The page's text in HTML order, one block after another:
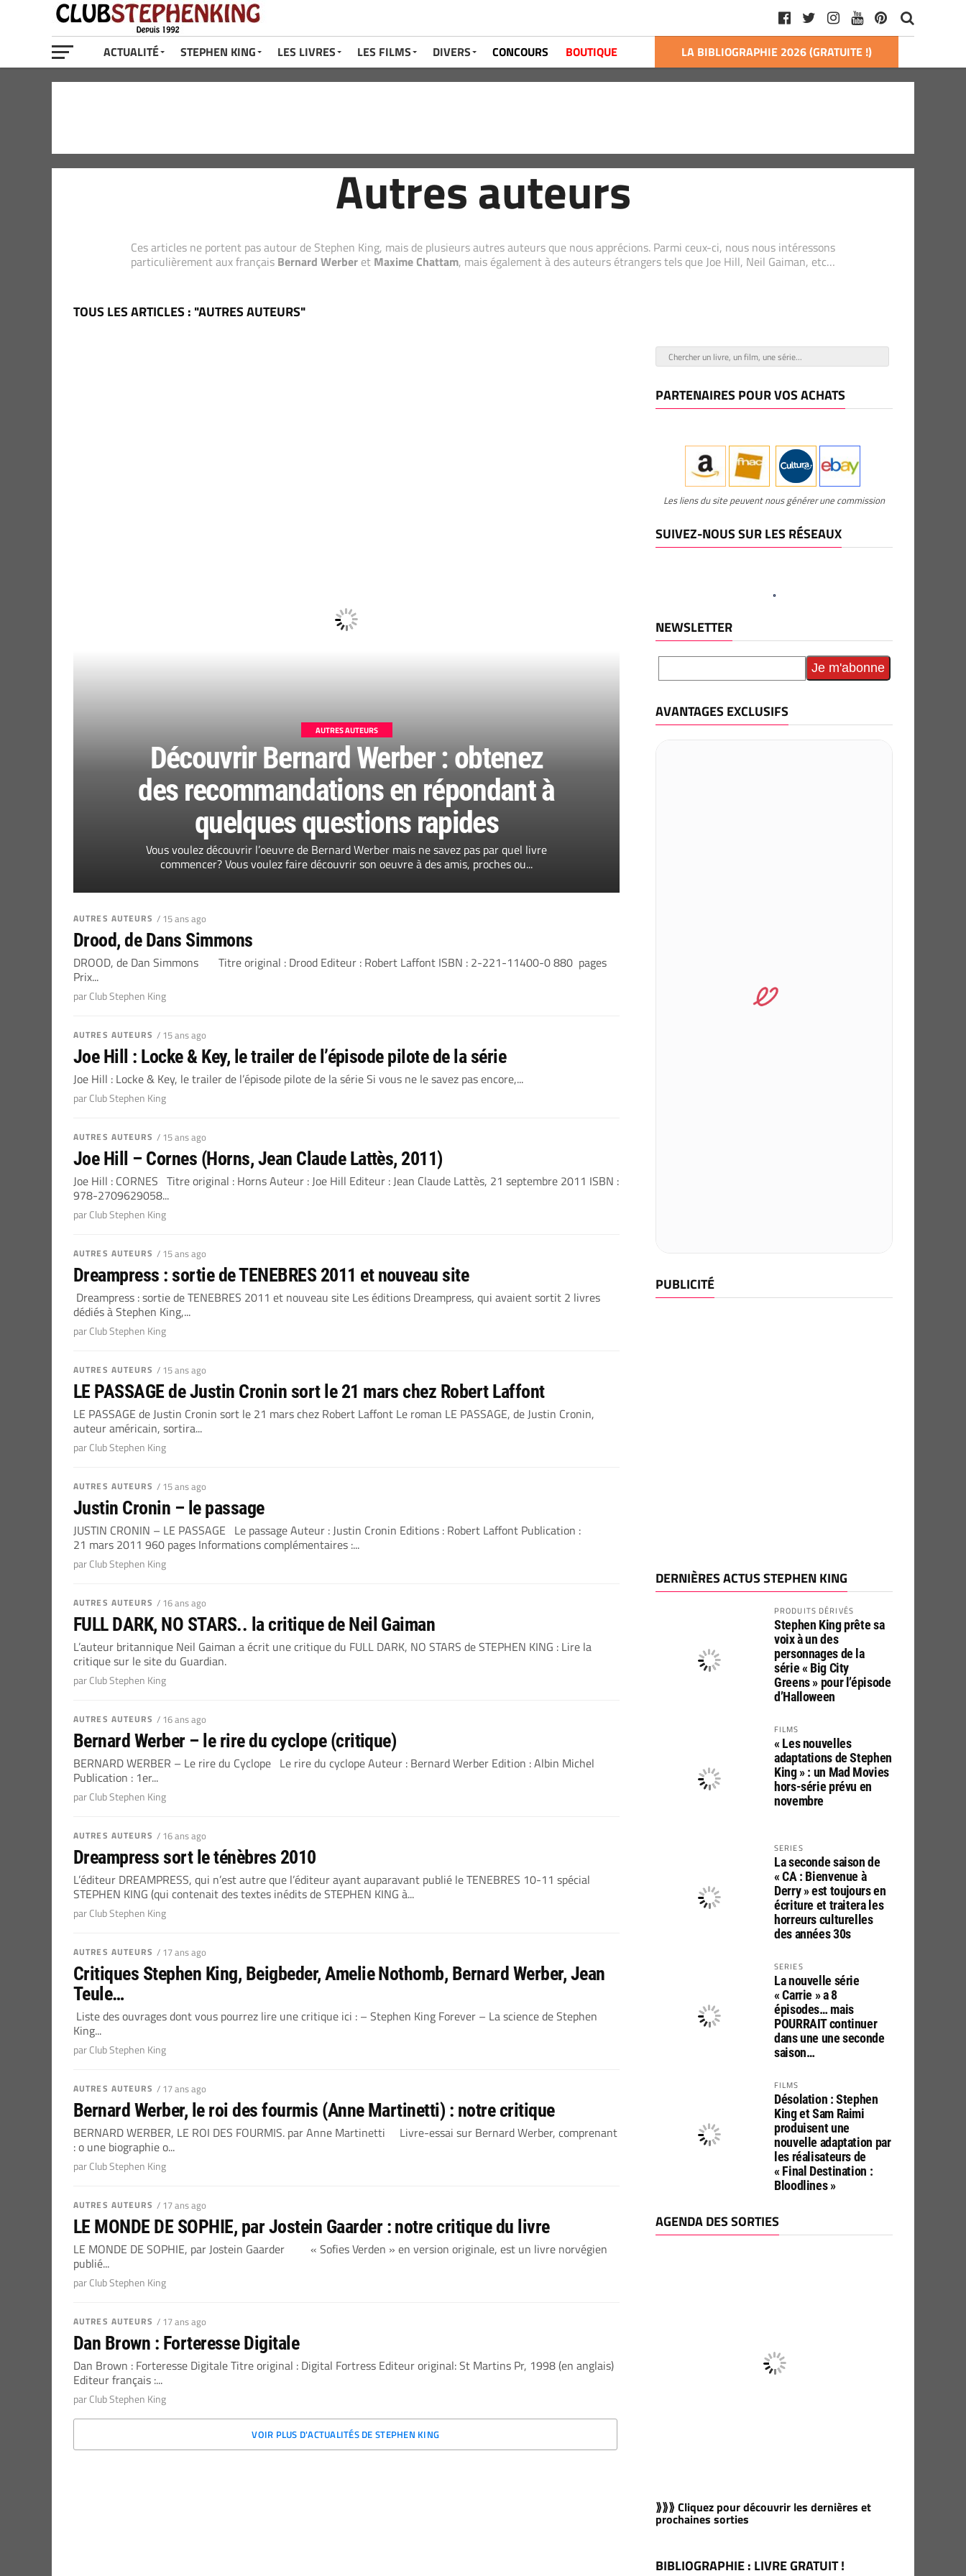
ACTUALITÉ STEPHEN KING LES LIVRES LES FILMS DIVERS CONCOURS BOUTIQUE LA BIBLIOGRAPHIE 2026 (GRATUITE !)
Autres auteurs
Ces articles ne portent pas autour de Stephen King, mais de plusieurs autres auteurs que nous apprécions. Parmi ceux-ci, nous nous intéressons
particulièrement aux français Bernard Werber et Maxime Chattam, mais également à des auteurs étrangers tels que Joe Hill, Neil Gaiman, etc…
TOUS LES ARTICLES : "AUTRES AUTEURS"
AUTRES AUTEURS
Découvrir Bernard Werber : obtenez
des recommandations en répondant à
quelques questions rapides
Vous voulez découvrir l’oeuvre de Bernard Werber mais ne savez pas par quel livre
commencer? Vous voulez faire découvrir son oeuvre à des amis, proches ou...
AUTRES AUTEURS / 15 ans ago
Drood, de Dans Simmons
DROOD, de Dan Simmons Titre original : Drood Editeur : Robert Laffont ISBN : 2-221-11400-0 880 pages
Prix...
par Club Stephen King
AUTRES AUTEURS / 15 ans ago
Joe Hill : Locke & Key, le trailer de l’épisode pilote de la série
Joe Hill : Locke & Key, le trailer de l’épisode pilote de la série Si vous ne le savez pas encore,...
par Club Stephen King
AUTRES AUTEURS / 15 ans ago
Joe Hill – Cornes (Horns, Jean Claude Lattès, 2011)
Joe Hill : CORNES Titre original : Horns Auteur : Joe Hill Editeur : Jean Claude Lattès, 21 septembre 2011 ISBN :
978-2709629058...
par Club Stephen King
AUTRES AUTEURS / 15 ans ago
Dreampress : sortie de TENEBRES 2011 et nouveau site
Dreampress : sortie de TENEBRES 2011 et nouveau site Les éditions Dreampress, qui avaient sortit 2 livres
dédiés à Stephen King,...
par Club Stephen King
AUTRES AUTEURS / 15 ans ago
LE PASSAGE de Justin Cronin sort le 21 mars chez Robert Laffont
LE PASSAGE de Justin Cronin sort le 21 mars chez Robert Laffont Le roman LE PASSAGE, de Justin Cronin,
auteur américain, sortira...
par Club Stephen King
AUTRES AUTEURS / 15 ans ago
Justin Cronin – le passage
JUSTIN CRONIN – LE PASSAGE Le passage Auteur : Justin Cronin Editions : Robert Laffont Publication :
21 mars 2011 960 pages Informations complémentaires :...
par Club Stephen King
AUTRES AUTEURS / 16 ans ago
FULL DARK, NO STARS.. la critique de Neil Gaiman
L’auteur britannique Neil Gaiman a écrit une critique du FULL DARK, NO STARS de STEPHEN KING : Lire la
critique sur le site du Guardian.
par Club Stephen King
AUTRES AUTEURS / 16 ans ago
Bernard Werber – le rire du cyclope (critique)
BERNARD WERBER – Le rire du Cyclope Le rire du cyclope Auteur : Bernard Werber Edition : Albin Michel
Publication : 1er...
par Club Stephen King
AUTRES AUTEURS / 16 ans ago
Dreampress sort le ténèbres 2010
L’éditeur DREAMPRESS, qui n’est autre que l’éditeur ayant auparavant publié le TENEBRES 10-11 spécial
STEPHEN KING (qui contenait des textes inédits de STEPHEN KING à...
par Club Stephen King
AUTRES AUTEURS / 17 ans ago
Critiques Stephen King, Beigbeder, Amelie Nothomb, Bernard Werber, Jean
Teule…
Liste des ouvrages dont vous pourrez lire une critique ici : – Stephen King Forever – La science de Stephen
King...
par Club Stephen King
AUTRES AUTEURS / 17 ans ago
Bernard Werber, le roi des fourmis (Anne Martinetti) : notre critique
BERNARD WERBER, LE ROI DES FOURMIS. par Anne Martinetti Livre-essai sur Bernard Werber, comprenant
: o une biographie o...
par Club Stephen King
AUTRES AUTEURS / 17 ans ago
LE MONDE DE SOPHIE, par Jostein Gaarder : notre critique du livre
LE MONDE DE SOPHIE, par Jostein Gaarder « Sofies Verden » en version originale, est un livre norvégien
publié...
par Club Stephen King
AUTRES AUTEURS / 17 ans ago
Dan Brown : Forteresse Digitale
Dan Brown : Forteresse Digitale Titre original : Digital Fortress Editeur original: St Martins Pr, 1998 (en anglais)
Editeur français :...
par Club Stephen King
VOIR PLUS D'ACTUALITÉS DE STEPHEN KING
PARTENAIRES POUR VOS ACHATS
Les liens du site peuvent nous générer une commission
SUIVEZ-NOUS SUR LES RÉSEAUX
NEWSLETTER
AVANTAGES EXCLUSIFS
PUBLICITÉ
DERNIÈRES ACTUS STEPHEN KING
PRODUITS DÉRIVÉS
Stephen King prête sa
voix à un des
personnages de la
série « Big City
Greens » pour l’épisode
d’Halloween
FILMS
« Les nouvelles
adaptations de Stephen
King » : un Mad Movies
hors-série prévu en
novembre
SERIES
La seconde saison de
« CA : Bienvenue à
Derry » est toujours en
écriture et traitera les
horreurs culturelles
des années 30s
SERIES
La nouvelle série
« Carrie » a 8
épisodes… mais
POURRAIT continuer
dans une une seconde
saison…
FILMS
Désolation : Stephen
King et Sam Raimi
produisent une
nouvelle adaptation par
les réalisateurs de
« Final Destination :
Bloodlines »
AGENDA DES SORTIES
⟫⟫⟫ Cliquez pour découvrir les dernières et
prochaines sorties
BIBLIOGRAPHIE : LIVRE GRATUIT !